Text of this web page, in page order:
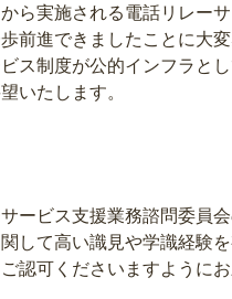
ら実施される電話リレー
前進できましたことに大
ス制度が公的インフラと
いたします。
ービス支援業務諮問委員
して高い識見や学識経験
認可くださいますように